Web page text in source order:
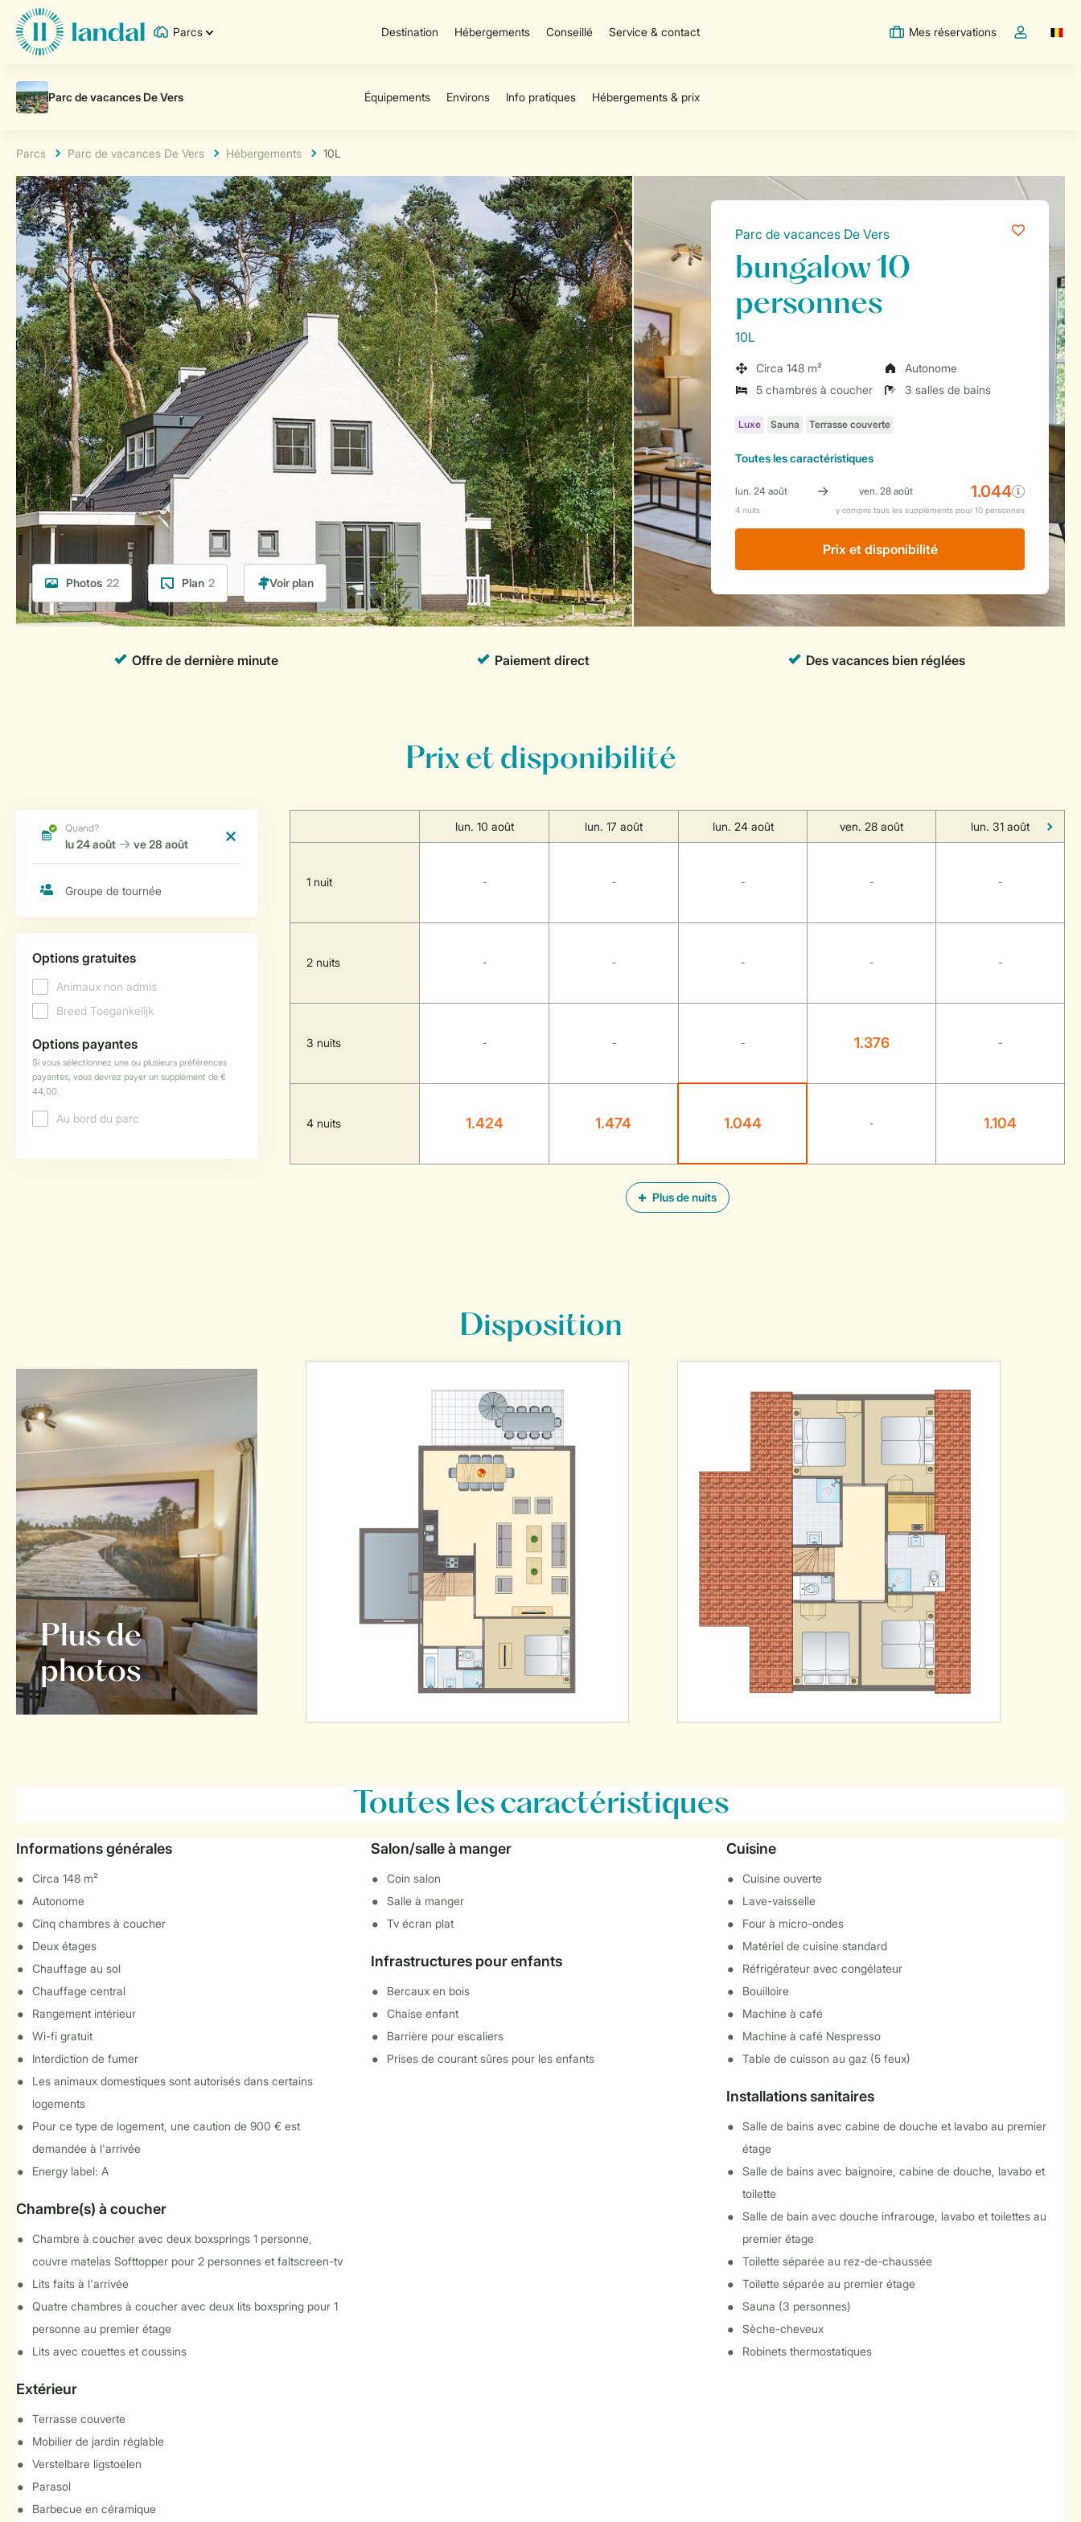
Parcs Destination Hébergements Conseillé Service & contact Mes réservations
Toggle the
Parcs Parc de vacances De Vers Hébergements 10L
Photos 22 Plan 2
Parc de vacances De Vers
bungalow 10
personnes
10L
Circa 148 m²
Autonome
5 chambres à coucher
3 salles de bains
Toutesles caractéristiques
Prix ​​et disponibilité
Prix et disponibilité
Plus de nuits
lun. 10 août lun. 17 août lun. 24 août ven. 28 août lun. 31 août
1 nuit - - - - -
2 nuits - - - - -
3 nuits - - - 1.376 -
4 nuits 1.424 1.474 1.044 - 1.104
Disposition
Plus de
photos
Toutesles caractéristiques
Informations générales
Circa 148 m²
Autonome
Cinq chambres à coucher
Deux étages
Chauffage au sol
Chauffage central
Rangement intérieur
Wi-fi gratuit
Interdiction de fumer
Les animaux domestiques sont autorisés dans certains
logements
Pour ce type de logement, une caution de 900 € est
demandée à l'arrivée
Energy label: A
Chambre(s) à coucher
Chambre à coucher avec deux boxsprings 1 personne,
couvre matelas Softtopper pour 2 personnes et faltscreen-tv
Lits faits à l'arrivée
Quatre chambres à coucher avec deux lits boxspring pour 1
personne au premier étage
Lits avec couettes et coussins
Extérieur
Terrasse couverte
Mobilier de jardin réglable
Verstelbare ligstoelen
Parasol
Barbecue en céramique
Salon/salle à manger
Coin salon
Salle à manger
Tv écran plat
Infrastructures pour enfants
Bercaux en bois
Chaise enfant
Barrière pour escaliers
Prises de courant sûres pour les enfants
Cuisine
Cuisine ouverte
Lave-vaisselle
Four à micro-ondes
Matériel de cuisine standard
Réfrigérateur avec congélateur
Bouilloire
Machine à café
Machine à café Nespresso
Table de cuisson au gaz (5 feux)
Installations sanitaires
Salle de bains avec cabine de douche et lavabo au premier
étage
Salle de bains avec baignoire, cabine de douche, lavabo et
toilette
Salle de bain avec douche infrarouge, lavabo et toilettes au
premier étage
Toilette séparée au rez-de-chaussée
Toilette séparée au premier étage
Sauna (3 personnes)
Sèche-cheveux
Robinets thermostatiques